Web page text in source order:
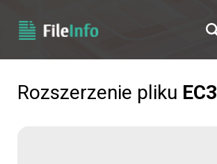
Rozszerzenie pliku EC3